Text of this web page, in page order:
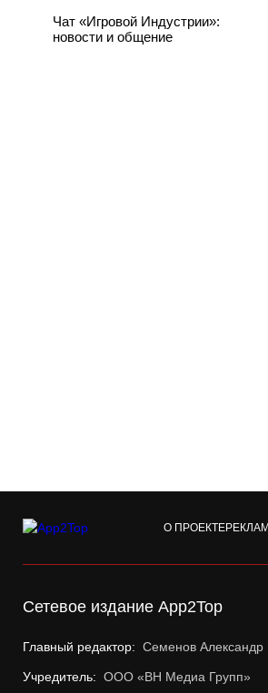
Чат «Игровой Индустрии»:
новости и общение
О ПРОЕКТЕ
Сетевое издание App2Top
Главный редактор: Семенов Александр
Учредитель: ООО «ВН Медиа Групп»